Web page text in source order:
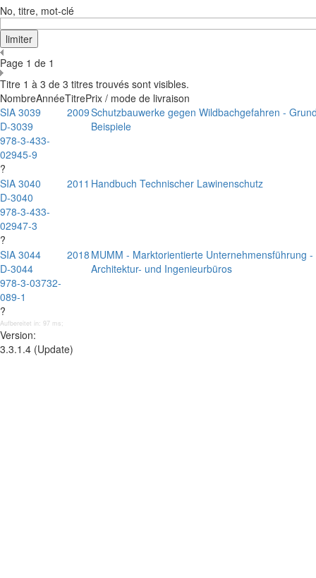
No, titre, mot-clé
Page 1 de 1
Titre 1 à 3 de 3 titres trouvés sont visibles.
NombreAnnéeTitrePrix / mode de livraison
SIA 3039
D-3039
978-3-433-
02945-9
?
2009Schutzbauwerke gegen Wildbachgefahren -
Beispiele
SIA 3040
D-3040
978-3-433-
02947-3
?
2011 Handbuch Technischer Lawinenschutz
SIA 3044
D-3044
978-3-03732-
089-1
?
2018 MUMM - Marktorientierte Unternehmensführung
Architektur- und Ingenieurbüros
Aufbereitet in: 97 ms;
Version:
3.3.1.4 (Update)